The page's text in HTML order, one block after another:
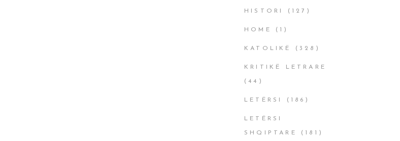
HISTORI (127)
HOME (1)
KATOLIKË (328)
KRITIKË LETRARE
(44)
LETËRSI (186)
LETËRSI
SHQIPTARE (181)